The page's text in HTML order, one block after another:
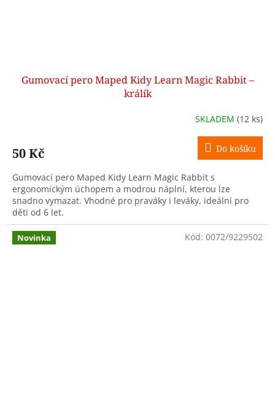
Gumovací pero Maped Kidy Learn Magic Rabbit –
králík
SKLADEM (12 ks)
50 Kč Do košíku
Gumovací pero Maped Kidy Learn Magic Rabbit s
ergonomickým úchopem a modrou náplní, kterou lze
snadno vymazat. Vhodné pro praváky i leváky, ideální pro
děti od 6 let.
Novinka Kód: 0072/9229502